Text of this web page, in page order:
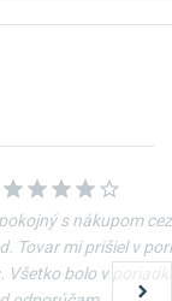
s nákupom cez
Tovar mi prišiel v
Všetko bolo v